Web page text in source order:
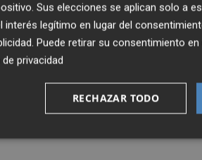
les interesa que Puig
Sus elecciones se aplican solo a
interés legítimo en lugar del
. Puede retirar su consentimiento
privacidad
RECHAZAR TODO